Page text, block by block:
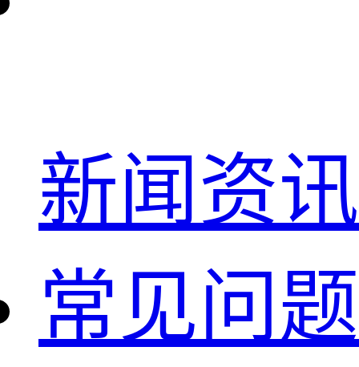
新闻资讯
常见问题